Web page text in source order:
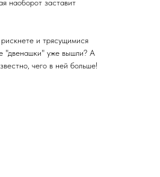
наоборот заставит
и трясущимися
"двенашки" уже вышли? А
чего в ней больше!